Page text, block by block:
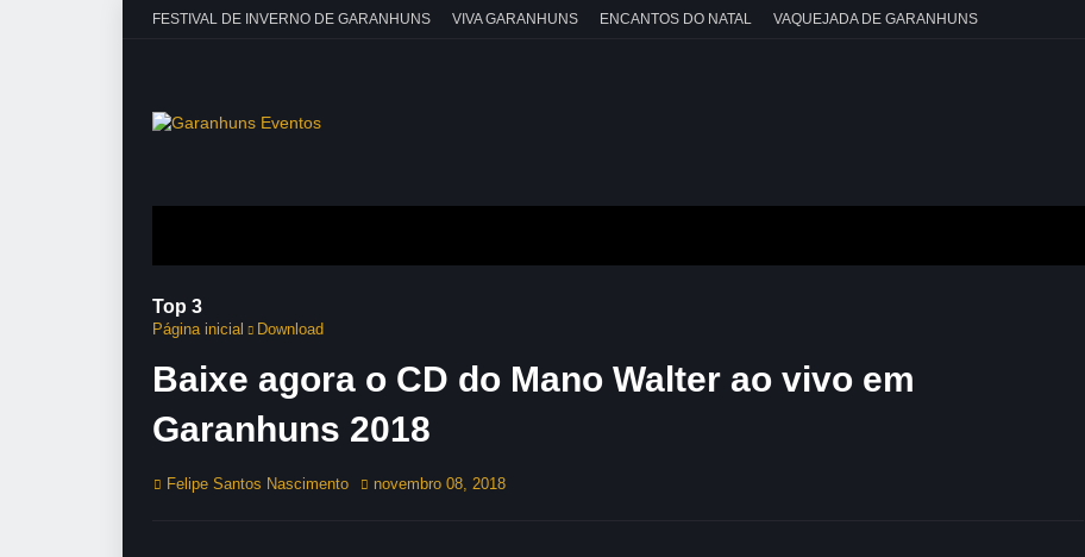
FESTIVAL DE INVERNO DE GARANHUNS VIVA GARANHUNS ENCANTOS DO NATAL VAQUEJADA DE GARANHUNS
Top 3
Página inicial Download
Baixe agora o CD do Mano Walter ao vivo em
Garanhuns 2018
Felipe Santos Nascimento novembro 08, 2018